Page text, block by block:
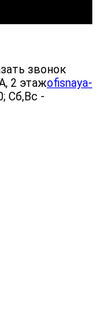
звонок
2 этажofisnaya-
Сб,Вс -